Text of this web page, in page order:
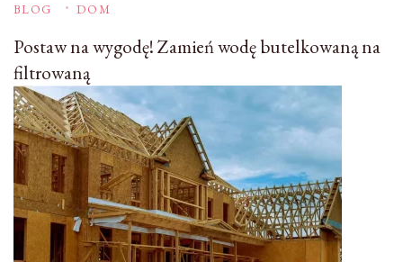
BLOG DOM
Postaw na wygodę! Zamień wodę butelkowaną na
filtrowaną